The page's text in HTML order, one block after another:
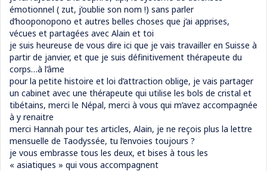
émotionnel ( zut, j’oublie son nom !) sans parler
d’hooponopono et autres belles choses que j’ai apprises,
vécues et partagées avec Alain et toi
je suis heureuse de vous dire ici que je vais travailler en Suisse à
partir de janvier, et que je suis définitivement thérapeute du
corps…à l’âme
pour la petite histoire et loi d’attraction oblige, je vais partager
un cabinet avec une thérapeute qui utilise les bols de cristal et
tibétains, merci le Népal, merci à vous qui m’avez accompagnée
à y renaitre
merci Hannah pour tes articles, Alain, je ne reçois plus la lettre
mensuelle de Taodyssée, tu l’envoies toujours ?
je vous embrasse tous les deux, et bises à tous les
« asiatiques » qui vous accompagnent